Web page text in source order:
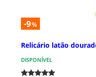
-9%
Relicário latão
DISPONÍVEL